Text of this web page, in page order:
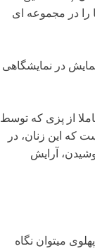
را در مجموعه ­ای
در نمایشگاهی
از پزی که توسط
که این زنان، در
آرایش
می­توان نگاه